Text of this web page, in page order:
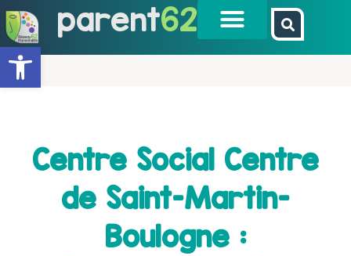
Ouvrir la barre d’outils
parent62
Centre Social Centre
de Saint-Martin-
Boulogne :